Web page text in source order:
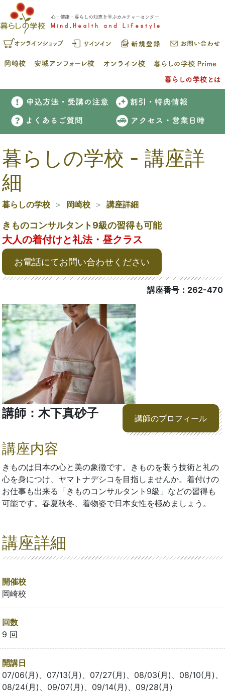
暮らしの学校 - 講座詳
細
暮らしの学校 岡崎校 講座詳細
きものコンサルタント9級の習得も可能
大人の着付けと礼法・昼クラス
お電話にてお問い合わせください
講座番号：262-470
講師：木下真砂子 講師のプロフィール
講座内容
きものは日本の心と美の象徴です。きものを装う技術と礼の
心を身につけ、ヤマトナデシコを目指しませんか。着付けの
お仕事も出来る「きものコンサルタント9級」などの習得も
可能です。春夏秋冬、着物姿で日本女性を極めましょう。
講座詳細
開催校
岡崎校
回数
9 回
開講日
07/06(月)、07/13(月)、07/27(月)、08/03(月)、08/10(月)、
08/24(月)、09/07(月)、09/14(月)、09/28(月)